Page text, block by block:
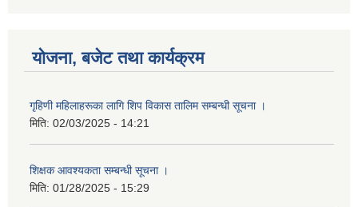
योजना, बजेट तथा कार्यक्रम
गृहिणी महिलाहरूका लागि शिप विकास तालिम सम्बन्धी सूचना ‌।
मिति: 02/03/2025 - 14:21
शिक्षक आवश्यकता सम्बन्धी सूचना ।
मिति: 01/28/2025 - 15:29